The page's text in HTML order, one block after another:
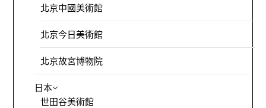
北京中國美術館
北京今日美術館
北京故宮博物院
日本
世田谷美術館